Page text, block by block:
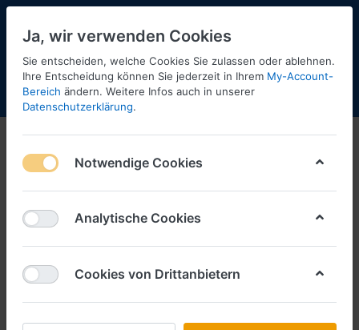
Menü Anmelden Shopaktualisierung
Ja, wir verwenden Cookies
Sie entscheiden, welche Cookies Sie zulassen oder ablehnen.
Ihre Entscheidung können Sie jederzeit in Ihrem My-Account-
Bereich ändern. Weitere Infos auch in unserer
Datenschutzerklärung.
Notwendige Cookies
Analytische Cookies
Cookies von Drittanbietern